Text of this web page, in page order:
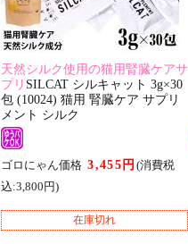
天然シルク使用の猫用腎臓ケアサ
プリ SILCAT シルキャット 3g×30
包 (10024) 猫用 腎臓ケア サプリ
メント シルク
ゴロにゃん価格 3,455円 (消費税
込:3,800円)
在庫切れ